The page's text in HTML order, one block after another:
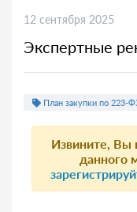
12 сентября 2025
Экспертные
План закупки по 223-
Извините, Вы
данного